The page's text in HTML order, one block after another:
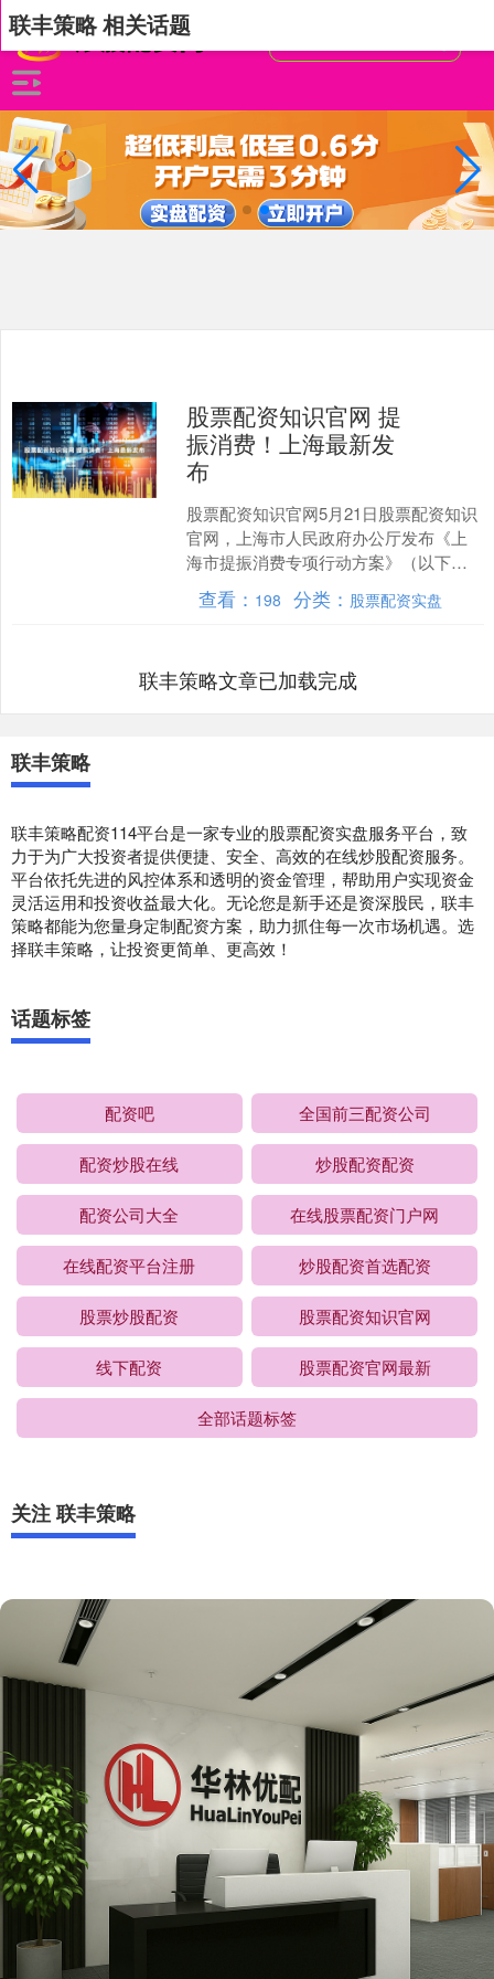
联丰策略 相关话题
股票配资知识官网 提
振消费！上海最新发
布
股票配资知识官网5月21日股票配资知识
官网，上海市人民政府办公厅发布《上
海市提振消费专项行动方案》（以下简
称方案），部署了六大行动方案及完善
支持政策等共32项措....
查看： 198 分类： 股票配资实盘
联丰策略文章已加载完成
联丰策略
联丰策略配资114平台是一家专业的股票配资实盘服务平台，致
力于为广大投资者提供便捷、安全、高效的在线炒股配资服务。
平台依托先进的风控体系和透明的资金管理，帮助用户实现资金
灵活运用和投资收益最大化。无论您是新手还是资深股民，联丰
策略都能为您量身定制配资方案，助力抓住每一次市场机遇。选
择联丰策略，让投资更简单、更高效！
话题标签
配资吧 全国前三配资公司
配资炒股在线 炒股配资配资
配资公司大全 在线股票配资门户网
在线配资平台注册 炒股配资首选配资
股票炒股配资 股票配资知识官网
线下配资 股票配资官网最新
全部话题标签
关注 联丰策略